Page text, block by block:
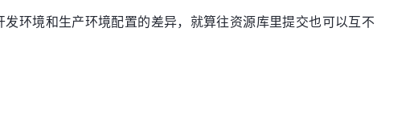
环境和生产环境配置的差异，就算往资源库里提交也可以互不